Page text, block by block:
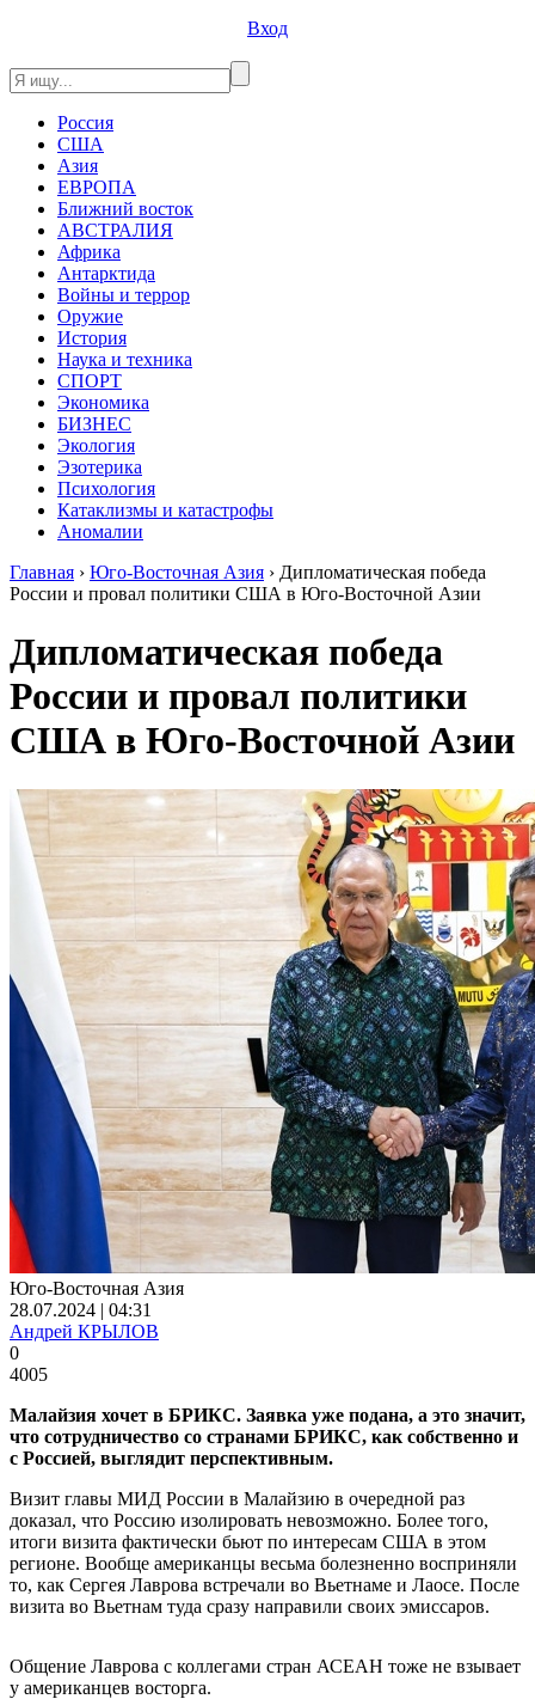
Вход
Россия
США
Азия
ЕВРОПА
Ближний восток
АВСТРАЛИЯ
Африка
Антарктида
Войны и террор
Оружие
История
Наука и техника
СПОРТ
Экономика
БИЗНЕС
Экология
Эзотерика
Психология
Катаклизмы и катастрофы
Аномалии
Главная › Юго-Восточная Азия › Дипломатическая победа
России и провал политики США в Юго-Восточной Азии
Дипломатическая победа
России и провал политики
США в Юго-Восточной Азии
Юго-Восточная Азия
28.07.2024 | 04:31
Андрей КРЫЛОВ
0
4005
Малайзия хочет в БРИКС. Заявка уже подана, а это значит,
что сотрудничество со странами БРИКС, как собственно и
с Россией, выглядит перспективным.
Визит главы МИД России в Малайзию в очередной раз
доказал, что Россию изолировать невозможно. Более того,
итоги визита фактически бьют по интересам США в этом
регионе. Вообще американцы весьма болезненно восприняли
то, как Сергея Лаврова встречали во Вьетнаме и Лаосе. После
визита во Вьетнам туда сразу направили своих эмиссаров.
Общение Лаврова с коллегами стран АСЕАН тоже не взывает
у американцев восторга.